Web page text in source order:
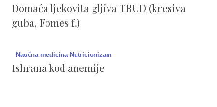
Domaća ljekovita gljiva TRUD (kresiva
guba, Fomes f.)
Naučna medicina Nutricionizam
Ishrana kod anemije